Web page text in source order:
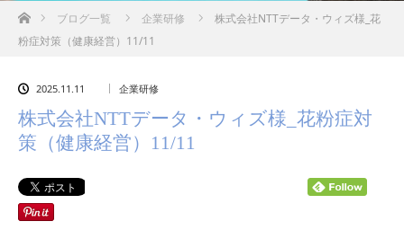
ホームブログ一覧 企業研修
株式会社NTTデータ・ウィズ様_花
粉症対策（健康経営）11/11
2025.11.11 企業研修
株式会社NTTデータ・ウィズ様_花粉症対
策（健康経営）11/11